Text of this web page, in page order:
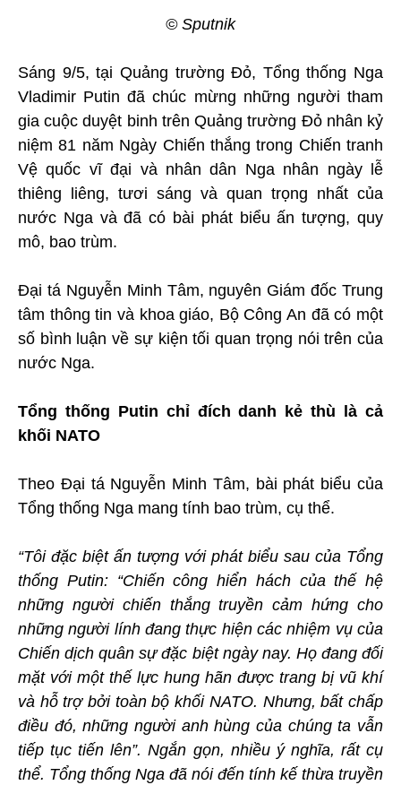
© Sputnik
Sáng 9/5, tại Quảng trường Đỏ, Tổng thống Nga
Vladimir Putin đã chúc mừng những người tham
gia cuộc duyệt binh trên Quảng trường Đỏ nhân kỷ
niệm 81 năm Ngày Chiến thắng trong Chiến tranh
Vệ quốc vĩ đại và nhân dân Nga nhân ngày lễ
thiêng liêng, tươi sáng và quan trọng nhất của
nước Nga và đã có bài phát biểu ấn tượng, quy
mô, bao trùm.
Đại tá Nguyễn Minh Tâm, nguyên Giám đốc Trung
tâm thông tin và khoa giáo, Bộ Công An đã có một
số bình luận về sự kiện tối quan trọng nói trên của
nước Nga.
Tổng thống Putin chỉ đích danh kẻ thù là cả
khối NATO
Theo Đại tá Nguyễn Minh Tâm, bài phát biểu của
Tổng thống Nga mang tính bao trùm, cụ thể.
“Tôi đặc biệt ấn tượng với phát biểu sau của Tổng
thống Putin: “Chiến công hiển hách của thế hệ
những người chiến thắng truyền cảm hứng cho
những người lính đang thực hiện các nhiệm vụ của
Chiến dịch quân sự đặc biệt ngày nay. Họ đang đối
mặt với một thế lực hung hãn được trang bị vũ khí
và hỗ trợ bởi toàn bộ khối NATO. Nhưng, bất chấp
điều đó, những người anh hùng của chúng ta vẫn
tiếp tục tiến lên”. Ngắn gọn, nhiều ý nghĩa, rất cụ
thể. Tổng thống Nga đã nói đến tính kế thừa truyền